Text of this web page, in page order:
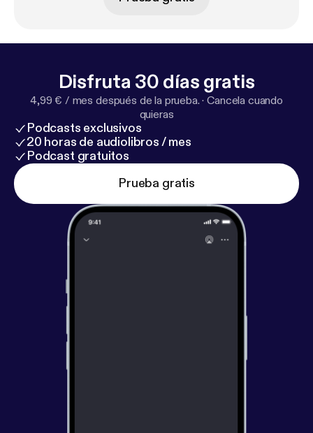
Disfruta 30 días gratis
4,99 € / mes después de la prueba. ·Cancela cuando
quieras
Podcasts exclusivos
20 horas de audiolibros / mes
Podcast gratuitos
Prueba gratis